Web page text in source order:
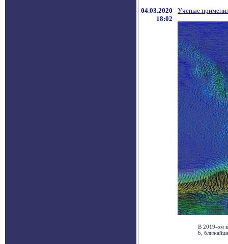
04.03.2020
18:02
Ученые
В 2019-ом в
b,